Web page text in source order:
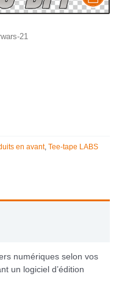
21
en avant, Tee-tape LABS
numériques selon vos
un logiciel d’édition